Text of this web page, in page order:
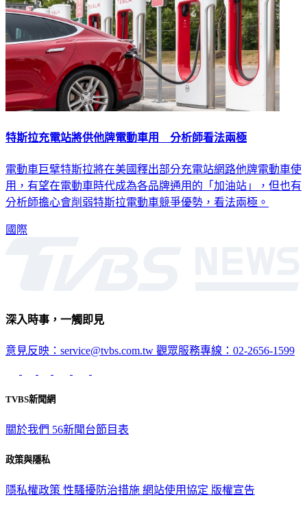
特斯拉充電站將供他牌電動車用 分析師看法兩極
電動車巨擘特斯拉將在美國釋出部分充電站網路他牌電動車使
用，有望在電動車時代成為各品牌通用的「加油站」，但也有
分析師擔心會削弱特斯拉電動車競爭優勢，看法兩極。
國際
深入時事，一觸即見
意見反映：service@tvbs.com.tw 觀眾服務專線：02-2656-1599
TVBS新聞網
關於我們 56新聞台節目表
政策與隱私
隱私權政策 性騷擾防治措施 網站使用協定 版權宣告